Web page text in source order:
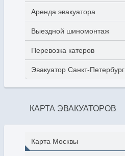
Аренда эвакуатора
Выездной шиномонтаж
Перевозка катеров
Эвакуатор Санкт-Петербург
КАРТА ЭВАКУАТОРОВ
Карта Москвы